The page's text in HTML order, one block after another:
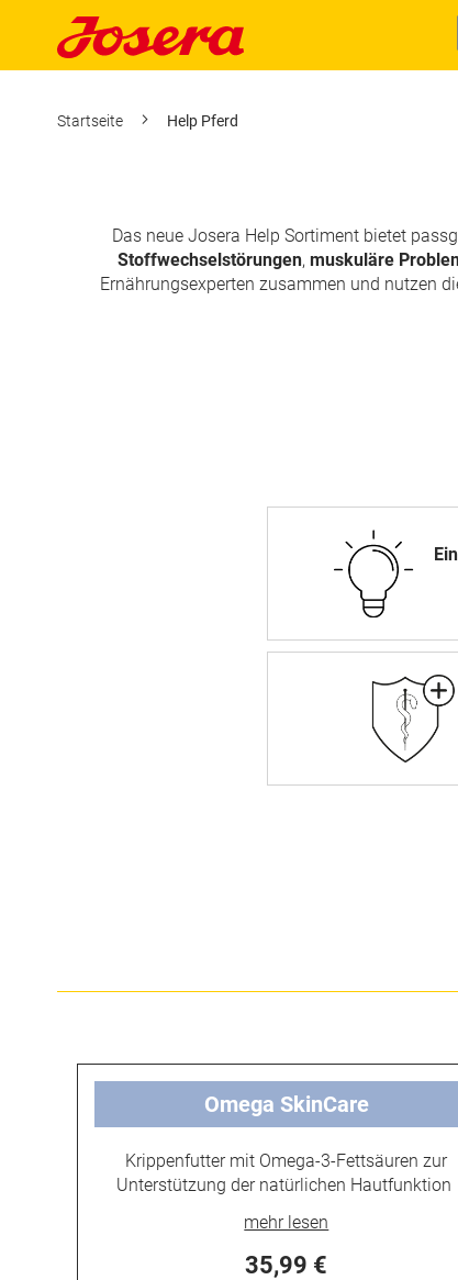
Startseite Help Pferd
Das neue Josera Help Sortiment bietet
Stoffwechselstörungen, muskuläre
Ernährungsexperten zusammen und nutzen
Omega SkinCare
Krippenfutter mit Omega-3-Fettsäuren zur
Unterstützung der natürlichen Hautfunktion
35,99 €